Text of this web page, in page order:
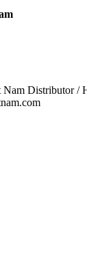
Distributor /